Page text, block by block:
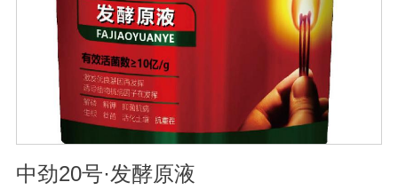
中劲20号·发酵原液